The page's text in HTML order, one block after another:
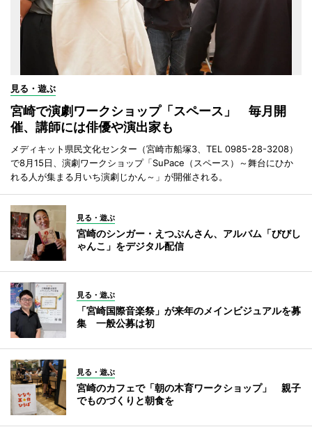
見る・遊ぶ
宮崎で演劇ワークショップ「スペース」 毎月開
催、講師には俳優や演出家も
メディキット県民文化センター（宮崎市船塚3、TEL 0985-28-3208）
で8月15日、演劇ワークショップ「SuPace（スペース）～舞台にひか
れる人が集まる月いち演劇じかん～」が開催される。
見る・遊ぶ
宮崎のシンガー・えつぷんさん、アルバム「びびし
ゃんこ」をデジタル配信
見る・遊ぶ
「宮崎国際音楽祭」が来年のメインビジュアルを募
集 一般公募は初
見る・遊ぶ
宮崎のカフェで「朝の木育ワークショップ」 親子
でものづくりと朝食を